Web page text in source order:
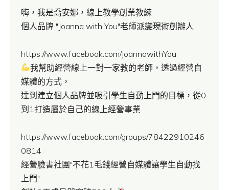
嗨，我是喬安娜，線上教學創業教練
個人品牌 "Joanna with You"老師派變現術創辦人
https://www.facebook.com/JoannawithYou
我幫助經營線上一對一家教的老師，透過經營自
媒體的方式，
達到建立個人品牌並吸引學生自動上門的目標，從0
到1打造屬於自己的線上經營事業
https://www.facebook.com/groups/78422910246
0814
經營臉書社團"不花1毛錢經營自媒體讓學生自動找
上門"